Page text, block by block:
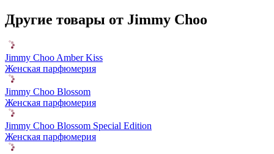
Другие товары от Jimmy Choo
Jimmy Choo Amber Kiss
Женская парфюмерия
Jimmy Choo Blossom
Женская парфюмерия
Jimmy Choo Blossom Special Edition
Женская парфюмерия